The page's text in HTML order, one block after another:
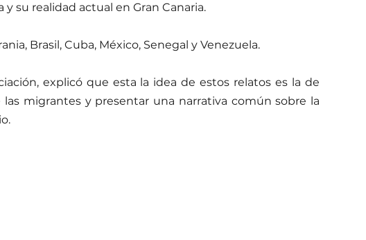
su realidad actual en Gran Canaria.
Brasil, Cuba, México, Senegal y Venezuela.
explicó que esta la idea de estos relatos es la de
migrantes y presentar una narrativa común sobre la